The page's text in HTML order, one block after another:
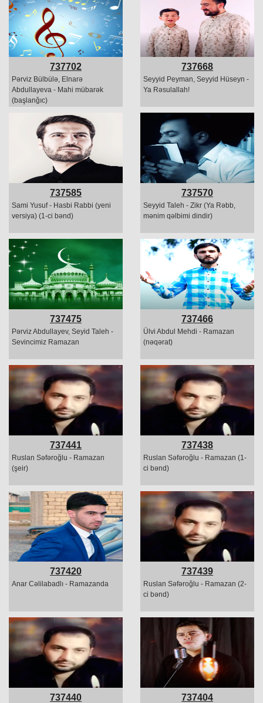
737702
Pərviz Bülbülə, Elnarə
Abdullayeva - Mahi mübarək
(başlanğıc)
737668
Seyyid Peyman, Seyyid Hüseyn -
Ya Rəsulallah!
737585
Sami Yusuf - Hasbi Rabbi (yeni
versiya) (1-ci bənd)
737570
Seyyid Taleh - Zikr (Ya Rəbb,
mənim qəlbimi dindir)
737475
Pərviz Abdullayev, Seyid Taleh -
Sevincimiz Ramazan
737466
Ülvi Abdul Mehdi - Ramazan
(nəqərat)
737441
Ruslan Səfəroğlu - Ramazan
(şeir)
737438
Ruslan Səfəroğlu - Ramazan (1-
ci bənd)
737420
Anar Cəlilabadlı - Ramazanda
737439
Ruslan Səfəroğlu - Ramazan (2-
ci bənd)
737440 737404